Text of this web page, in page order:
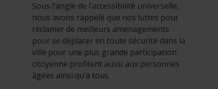
Sous l’angle de l’accessibilité universelle,
nous avons rappelé que nos luttes pour
réclamer de meilleurs aménagements
pour se déplacer en toute sécurité dans la
ville pour une plus grande participation
citoyenne profitent aussi aux personnes
âgées ainsi qu’à tous.